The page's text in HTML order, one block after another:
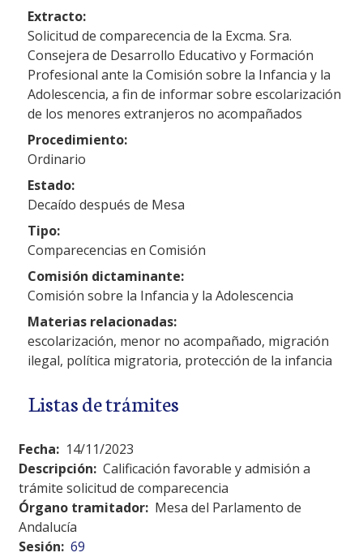
Extracto:
Solicitud de comparecencia de la Excma. Sra.
Consejera de Desarrollo Educativo y Formación
Profesional ante la Comisión sobre la Infancia y la
Adolescencia, a fin de informar sobre escolarización
de los menores extranjeros no acompañados
Procedimiento:
Ordinario
Estado:
Decaído después de Mesa
Tipo:
Comparecencias en Comisión
Comisión dictaminante:
Comisión sobre la Infancia y la Adolescencia
Materias relacionadas:
escolarización, menor no acompañado, migración
ilegal, política migratoria, protección de la infancia
Listas de trámites
Fecha: 14/11/2023
Descripción: Calificación favorable y admisión a
trámite solicitud de comparecencia
Órgano tramitador: Mesa del Parlamento de
Andalucía
Sesión: 69